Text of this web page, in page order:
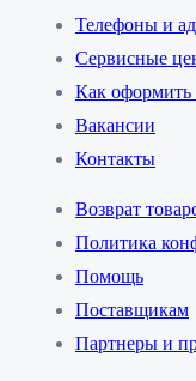
Телефоны и
Сервисные
Как оформить
Вакансии
Контакты
Возврат
Политика
Помощь
Поставщикам
Партнеры и